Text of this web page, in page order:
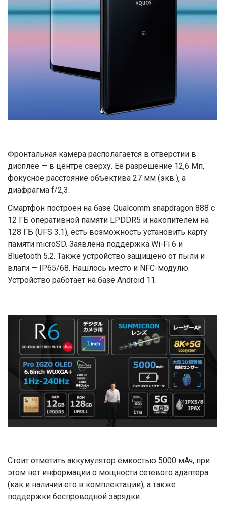
Фронтальная камера располагается в отверстии в
дисплее — в центре сверху. Её разрешение 12,6 Мп,
фокусное расстояние объектива 27 мм (экв.), а
диафрагма f/2,3.
Смартфон построен на базе Qualcomm snapdragon 888 с
12 ГБ оперативной памяти LPDDR5 и накопителем на
128 ГБ (UFS 3.1), есть возможность установить карту
памяти microSD. Заявлена поддержка Wi-Fi 6 и
Bluetooth 5.2. Также устройство защищено от пыли и
влаги — IP65/68. Нашлось место и NFC-модулю.
Устройство работает на базе Android 11.
Стоит отметить аккумулятор ёмкостью 5000 мАч, при
этом нет информации о мощности сетевого адаптера
(как и наличии его в комплектации), а также
поддержки беспроводной зарядки.